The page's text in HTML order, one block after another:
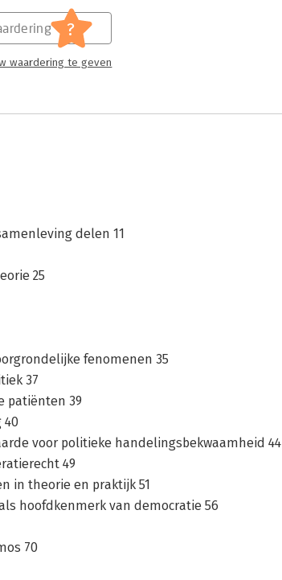
?
waardering te geven
delen 11
25
fenomenen 35
37
patiënten 39
40
voor politieke handelingsbekwaamheid 44
49
in theorie en praktijk 51
hoofdkenmerk van democratie 56
70